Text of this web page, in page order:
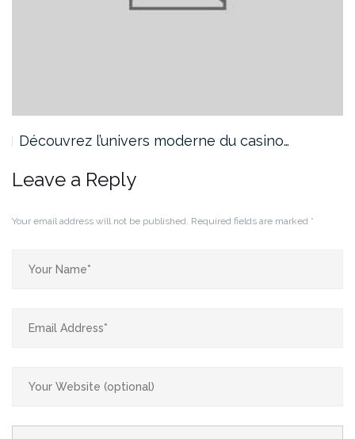
Découvrez l’univers moderne du casino…
Leave a Reply
Your email address will not be published. Required fields are marked *